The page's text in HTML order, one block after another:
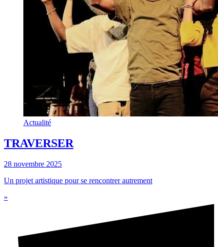
Actualité
TRAVERSER
28 novembre 2025
Un projet artistique pour se rencontrer autrement
»